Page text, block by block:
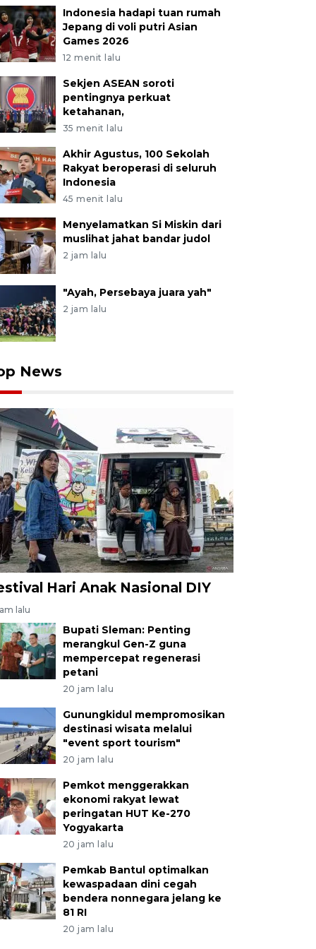
Indonesia hadapi tuan rumah
Jepang di voli putri Asian
Games 2026
12 menit lalu
Sekjen ASEAN soroti
pentingnya perkuat
ketahanan,
35 menit lalu
Akhir Agustus, 100 Sekolah
Rakyat beroperasi di seluruh
Indonesia
45 menit lalu
Menyelamatkan Si Miskin dari
muslihat jahat bandar judol
2 jam lalu
"Ayah, Persebaya juara yah"
2 jam lalu
News
Hari Anak Nasional DIY
lalu
Bupati Sleman: Penting
merangkul Gen-Z guna
mempercepat regenerasi
petani
20 jam lalu
Gunungkidul mempromosikan
destinasi wisata melalui
"event sport tourism"
20 jam lalu
Pemkot menggerakkan
ekonomi rakyat lewat
peringatan HUT Ke-270
Yogyakarta
20 jam lalu
Pemkab Bantul optimalkan
kewaspadaan dini cegah
bendera nonnegara jelang ke
81 RI
20 jam lalu